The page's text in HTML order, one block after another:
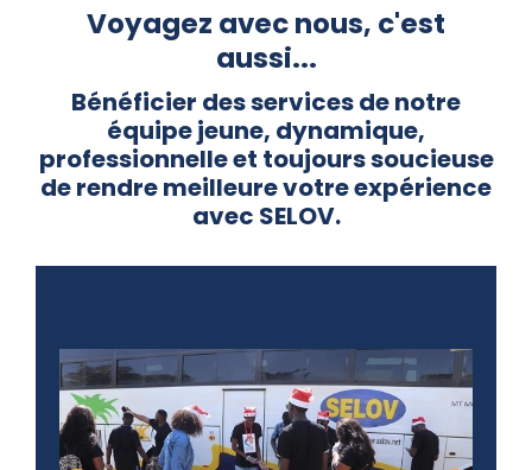
Voyagez avec nous, c'est
aussi...
Bénéficier des services de notre
équipe jeune, dynamique,
professionnelle et toujours soucieuse
de rendre meilleure votre expérience
avec SELOV.